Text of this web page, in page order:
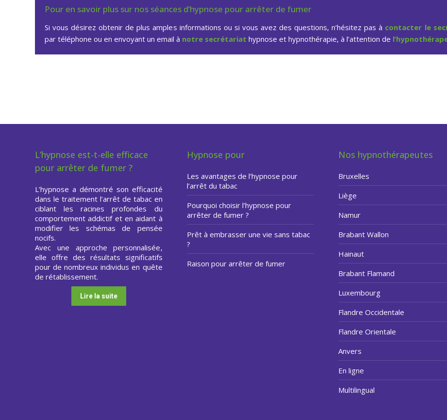
Pour en savoir plus sur nos séances d’hypnose pour arrêter de fumer
Si vous désirez obtenir de plus amples informations ou si vous avez des questions, n’hésitez pas à contacter le
par téléphone ou en envoyant un email à notre secrétariat hypnose et hypnothérapie, à l’attention de
L’hypnose est-t-elle efficace
pour arrêter de fumer ?
L’hypnose a démontré son efficacité
dans le traitement l’arrêt de tabac en
ciblant les racines profondes du
comportement addictif et en aidant à
modifier les schémas de pensée
nocifs.
Avec une approche personnalisée,
elle offre des résultats significatifs
pour de nombreux individus en quête
de rétablissement.
Lire la suite
Hypnose pour
Les avantages de l’hypnose pour
l’arrêt du tabac
Pourquoi choisir l’hypnose pour
arrêter de fumer ?
Prêt à embrasser une vie sans tabac
?
Raison pour arrêter de fumer
Nos hypnothérapeutes
Bruxelles
Liège
Namur
Brabant Wallon
Hainaut
Brabant Flamand
Luxembourg
Flandre Occidentale
Flandre Orientale
Anvers
En ligne
Multilingual